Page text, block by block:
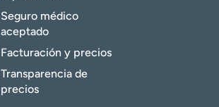
Seguro médico
aceptado
Facturación y precios
Transparencia de
precios